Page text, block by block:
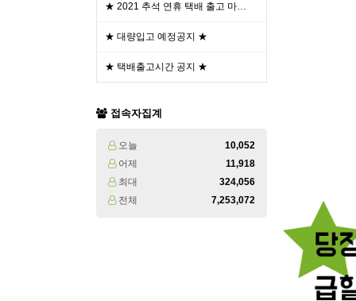
★ 2021 추석 연휴 택배 출고 마…
★ 대량입고 예정공지 ★
★ 택배출고시간 공지 ★
접속자집계
오늘
10,052
어제
11,918
최대
324,056
전체
7,253,072